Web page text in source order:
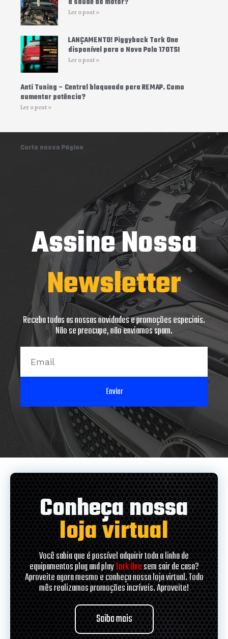
a saúde do motor?
Ler o post »
LANÇAMENTO! Piggyback Tork One
disponível para o Novo Polo 170TSI
Ler o post »
Anti Tuning – Central bloqueada para REMAP. Como
aumentar potência?
Ler o post »
Curta nossa Página
Assine Nossa
Newsletter
Receba todas as nossas novidades e promoções especiais.
Não se preocupe, não enviamos spam.
Enviar
Conheça nossa
loja virtual
Você sabia que é possível adquirir toda a linha de
equipamentos plug and playTork Onesem sair de casa?
Aproveite agora mesmo e conheça nossa loja virtual. Todo
mês realizamos promoções incríveis. Aproveite!
Saiba mais